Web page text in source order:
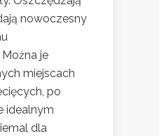
nowoczesny
je
miejscach
po
idealnym
dla